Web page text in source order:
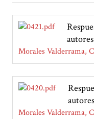
Morales Valderrama,
Morales Valderrama,